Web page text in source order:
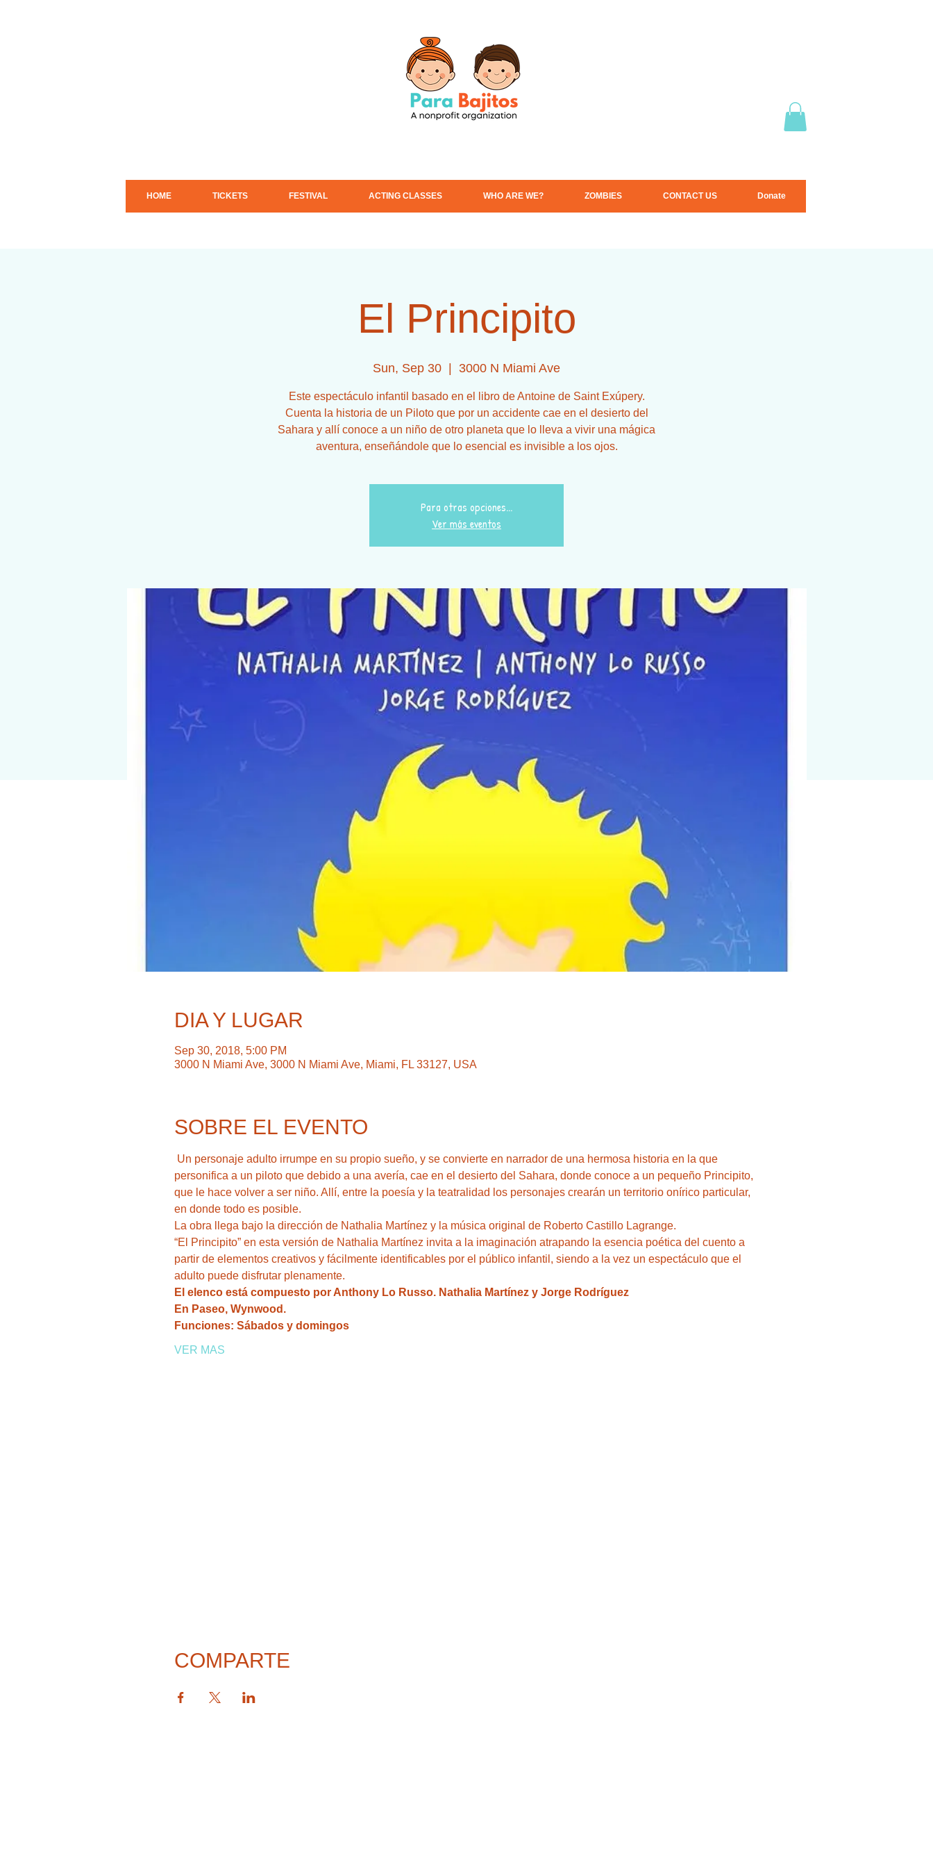
HOME TICKETS FESTIVAL ACTING CLASSES WHO ARE WE? ZOMBIES CONTACT US Donate
El Principito
Sun, Sep 30 3000 N Miami Ave
Este espectáculo infantil basado en el libro de Antoine de Saint Exúpery.
Cuenta la historia de un Piloto que por un accidente cae en el desierto del
Sahara y allí conoce a un niño de otro planeta que lo lleva a vivir una mágica
aventura, enseñándole que lo esencial es invisible a los ojos.
Para otras opciones...
Ver más eventos
DIA Y LUGAR
Sep 30, 2018, 5:00 PM
3000 N Miami Ave, 3000 N Miami Ave, Miami, FL 33127, USA
SOBRE EL EVENTO
personifica a un piloto que debido a una avería, cae en el desierto del Sahara, donde conoce a un pequeño Principito,
que le hace volver a ser niño. Allí, entre la poesía y la teatralidad los personajes crearán un territorio onírico particular,
“El Principito” en esta versión de Nathalia Martínez invita a la imaginación atrapando la esencia poética del cuento a
partir de elementos creativos y fácilmente identificables por el público infantil, siendo a la vez un espectáculo que el
En Paseo, Wynwood.
Funciones: Sábados y domingos
VER MAS
COMPARTE